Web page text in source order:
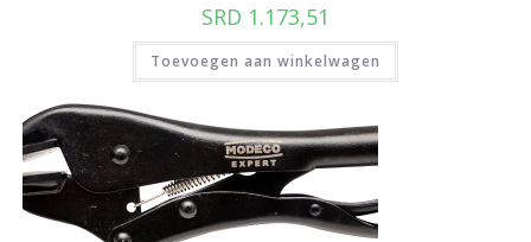
SRD 1.173,51
Toevoegen aan winkelwagen